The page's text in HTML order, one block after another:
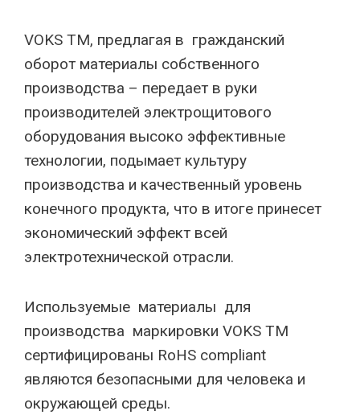
VOKS TM, предлагая в гражданский
оборот материалы собственного
производства – передает в руки
производителей электрощитового
оборудования высоко эффективные
технологии, подымает культуру
производства и качественный уровень
конечного продукта, что в итоге принесет
экономический эффект всей
электротехнической отрасли.
Используемые материалы для
производства маркировки VOKS TM
сертифицированы RoHS compliant
являются безопасными для человека и
окружающей среды.